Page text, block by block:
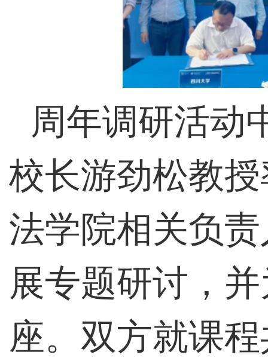
周年调研活动
校长游劲松教
法学院相关负
展专题研讨，
座。双方就课